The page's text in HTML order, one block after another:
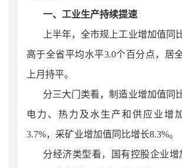
一、工业生产持续提速
上半年，全市规上工业增加值同
高于全省平均水平3.0个百分点，居
上月持平。
分三大门类看，制造业增加值同
电力、热力及水生产和供应业增
3.7%，采矿业增加值同比增长8.3%。
分经济类型看，国有控股企业增